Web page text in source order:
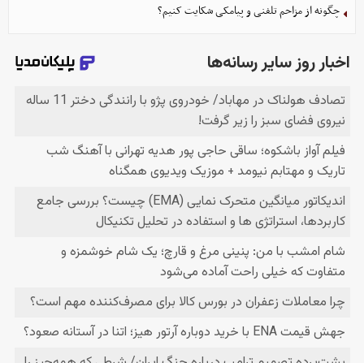
چگونه از مزاحم تلفنی و پیامکی شکایت کنیم؟